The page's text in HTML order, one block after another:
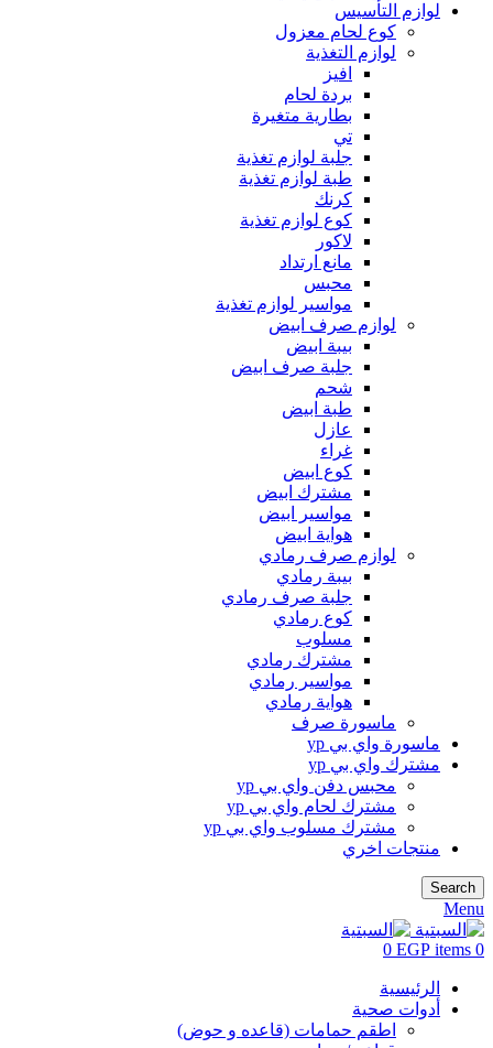
لوازم التأسيس
كوع لحام معزول
لوازم التغذية
افيز
بردة لحام
بطارية متغيرة
تي
جلبة لوازم تغذية
طبة لوازم تغذية
كرنك
كوع لوازم تغذية
لاكور
مانع ارتداد
محبس
مواسير لوازم تغذية
لوازم صرف ابيض
بيبة ابيض
جلبة صرف ابيض
شحم
طبة ابيض
عازل
غراء
كوع ابيض
مشترك ابيض
مواسير ابيض
هواية ابيض
لوازم صرف رمادي
بيبة رمادي
جلبة صرف رمادي
كوع رمادي
مسلوب
مشترك رمادي
مواسير رمادي
هواية رمادي
ماسورة صرف
ماسورة واي بي yp
مشترك واي بي yp
محبس دفن واي بي yp
مشترك لحام واي بي yp
مشترك مسلوب واي بي yp
منتجات اخري
Search
Menu
0
items
0 EGP
الرئيسية
أدوات صحية
اطقم حمامات (قاعده و حوض)